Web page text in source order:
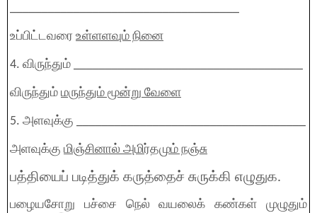
உப்பிட்டவரை உள்ளளவும் நினை
4. விருந்தும் ____________________________________
விருந்தும் மருந்தும் மூன்று வேளை
5. அளவுக்கு ____________________________________
அளவுக்கு மிஞ்சினால் அமிர்தமும் நஞ்சு
பத்தியைப் படித்துக் கருத்தைச் சுருக்கி எழுதுக.
பழையசோறு பச்சை நெல் வயலைக் கண்கள் முழுதும்